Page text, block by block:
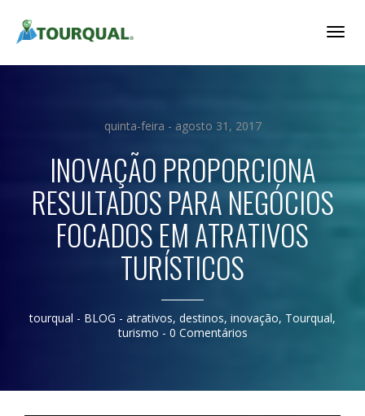
quinta-feira - agosto 31, 2017
INOVAÇÃO PROPORCIONA
RESULTADOS PARA NEGÓCIOS
FOCADOS EM ATRATIVOS
TURÍSTICOS
tourqual - BLOG - atrativos, destinos, inovação, Tourqual,
turismo - 0 Comentários